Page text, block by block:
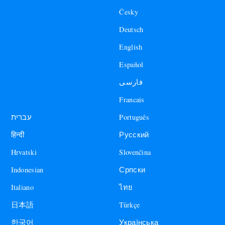
Česky
Deutsch
English
Español
فارسی
Francais
עברית
हिन्दी
Hrvatski
Indonesian
Italiano
日本語
한국어
Português
Русский
Slovenčina
Српски
ไทย
Türkçe
Українська